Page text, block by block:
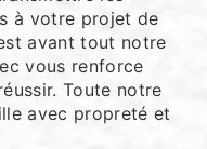
à votre projet de
avant tout notre
vous renforce
Toute notre
avec propreté et